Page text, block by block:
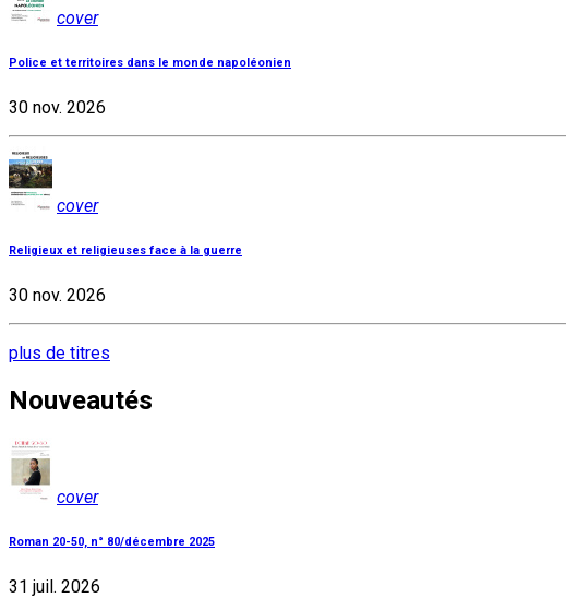
cover
Police et territoires dans le monde napoléonien
30 nov. 2026
cover
Religieux et religieuses face à la guerre
30 nov. 2026
plus de titres
Nouveautés
cover
Roman 20-50, n° 80/décembre 2025
31 juil. 2026